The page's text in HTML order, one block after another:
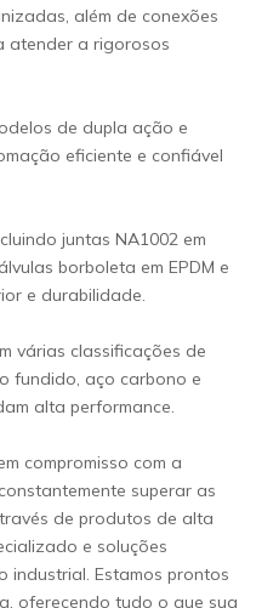
além de conexões
atender a rigorosos
de dupla ação e
eficiente e confiável
juntas NA1002 em
borboleta em EPDM e
e durabilidade.
várias classificações de
fundido, aço carbono e
alta performance.
compromisso com a
superar as
de produtos de alta
e soluções
Estamos prontos
oferecendo tudo o que sua